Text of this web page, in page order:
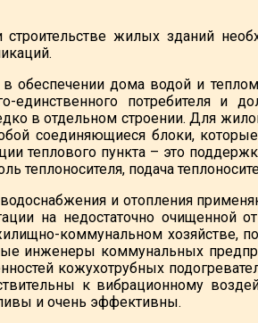
жилых зданий
обеспечении дома водой и теплом
единственного потребителя и
в отдельном строении. Для
соединяющиеся блоки,
теплового пункта – это
теплоносителя, подача
и отопления
на недостаточно
коммунальном хозяйстве,
инженеры коммунальных
кожухотрубных
к вибрационному
и очень эффективны.